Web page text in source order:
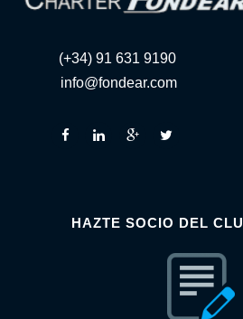
(+34) 91 631 9190
info@fondear.com
HAZTE SOCIO DEL